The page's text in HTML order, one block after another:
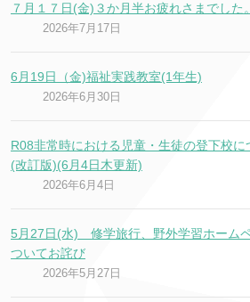
７月１７日(金)３か月半お疲れさまでした。
2026年7月17日
6月19日（金)福祉実践教室(1年生)
2026年6月30日
R08非常時における児童・生徒の登下校に
(改訂版)(6月4日木更新)
2026年6月4日
5月27日(水) 修学旅行、野外学習ホーム
ついてお詫び
2026年5月27日